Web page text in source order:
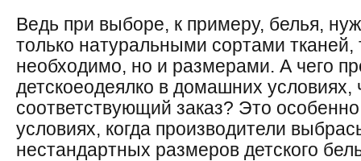
Ведь при выборе, к примеру, белья,
только натуральными сортами
необходимо, но и размерами. А чего
детскоеодеялко в домашних условиях,
соответствующий заказ? Это
условиях, когда производители
нестандартных размеров детского